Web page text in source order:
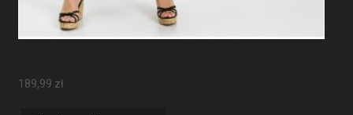
189,99 zł